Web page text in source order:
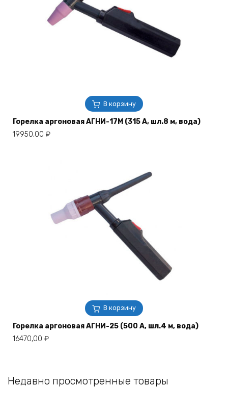
В корзину
Горелка аргоновая АГНИ-17М (315 А, шл.8 м, вода)
19950,00 ₽
В корзину
Горелка аргоновая АГНИ-25 (500 А, шл.4 м, вода)
16470,00 ₽
Недавно просмотренные товары